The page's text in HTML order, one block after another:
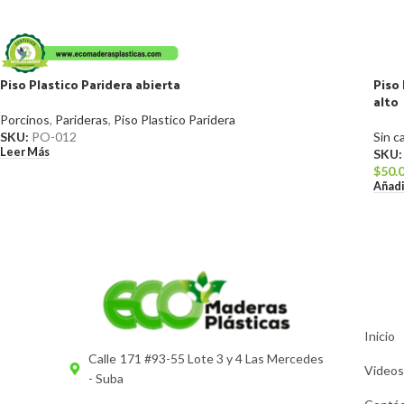
Piso Plastico Paridera abierta
Porcinos, Parideras, Piso Plastico Paridera
SKU: PO-012
Leer Más
alto
Sin
SKU:
$
Calle 171 #93-55 Lote 3 y 4 Las Mercedes
- Suba
Inicio
Videos